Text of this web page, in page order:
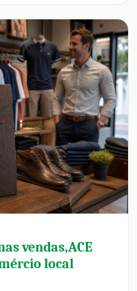
vendas,ACE
local